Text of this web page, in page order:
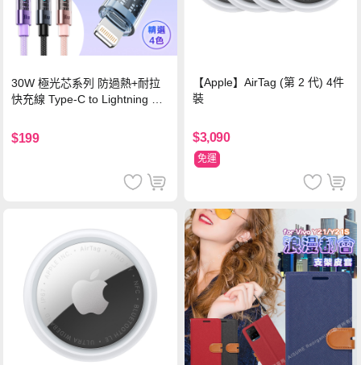
30W 極光芯系列 防過熱+耐拉
快充線 Type-C to Lightning 傳
$199
【Apple】AirTag (第 2 代) 4件
裝
$3,090
免運